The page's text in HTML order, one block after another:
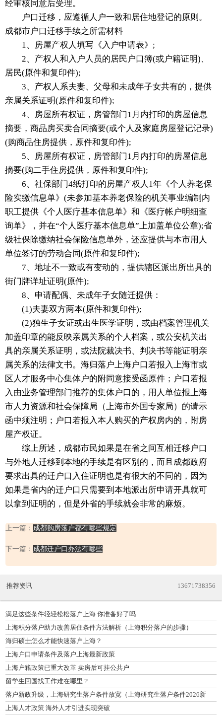
经审核同意后受理。
户口迁移，应遵循人户一致和居住地登记的原则。
成都市户口迁移手续之所需材料
1、房屋产权人填写《入户申请表》;
2、产权人和入户人员的居民户口簿(或户籍证明)、
居民(原件和复印件);
3、产权人系夫妻、父母和未成年子女共有的，提供
亲属关系证明(原件和复印件);
4、房屋所有权证，房管部门1月内打印的房屋信息
摘要，商品房买卖合同摘要(或个人及家庭房屋登记记录)
(购商品住房提供，原件和复印件);
5、房屋所有权证，房管部门1月内打印的房屋信息
摘要(购二手住房提供，原件和复印件);
6、社保部门4纸打印的房屋产权人1年《个人养老保
险实缴信息单》(未参加基本养老保险的机关事业编制内
职工提供《个人医疗基本信息单》和《医疗帐户明细查
询单》，并在“个人医疗基本信息单”上加盖单位公章);省
级社保除缴纳社会保险信息单外，还应提供与本市用人
单位签订的劳动合同(原件和复印件);
7、地址不一致或有变动的，提供辖区派出所出具的
街门牌详址证明(原件);
8、申请配偶、未成年子女随迁提供：
(1)夫妻双方两本(原件和复印件);
(2)独生子女证或出生医学证明，或由档案管理机关
加盖印章的能反映亲属关系的个人档案，或公安机关出
具的亲属关系证明，或法院裁决书、判决书等能证明亲
属关系的法律文书。海归落户上海户口若报入上海市或
区人才服务中心集体户的附同意接受函原件；户口若报
入由业务管理部门推荐的集体户口的，用人单位报上海
市人力资源和社会保障局（上海市外国专家局）的请示
函中须注明；户口若报入本人购买的产权房内的，附房
屋产权证。
综上所述，成都市民如果是在省之间互相迁移户口
与外地人迁移到本地的手续是有区别的，而且成都政府
要求出具的迁户口入住证明也是有很大的不同的，因为
如果是省内的迁户口只需要到本地派出所申请开具就可
以拿到证明的，但是外省的手续就会非常的麻烦。
上一篇： 成都购房落户都有哪些规定
下一篇： 成都迁户口办法有哪些
推荐资讯 13671738356
满足这些条件轻轻松松落户上海 你准备好了吗
上海积分落户助力改善居住条件方法解析（上海积分落户的步骤）
海归硕士怎么才能快速落户上海？
上海户口申请条件及落户上海最新政策
上海户籍政策已重大改革 卖房后可挂公共户
留学生回国找工作难在哪里？
落户新政升级，上海研究生落户条件放宽（上海研究生落户条件2026新
规）
上海人才政策 海外人才引进实现突破